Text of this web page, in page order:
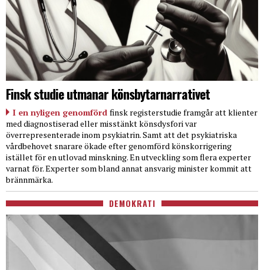
Finsk studie utmanar könsbytarnarrativet
I en nyligen genomförd finsk registerstudie framgår att klienter
med diagnostiserad eller misstänkt könsdysfori var
överrepresenterade inom psykiatrin. Samt att det psykiatriska
vårdbehovet snarare ökade efter genomförd könskorrigering
istället för en utlovad minskning. En utveckling som flera experter
varnat för. Experter som bland annat ansvarig minister kommit att
brännmärka.
DEMOKRATI